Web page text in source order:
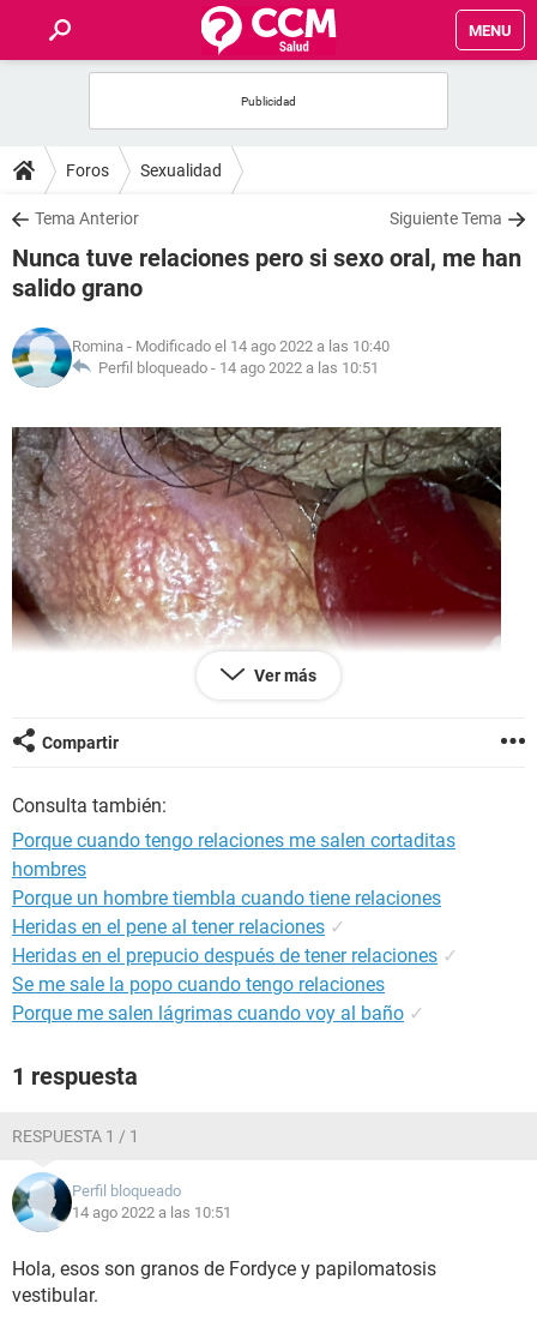
MENU
FOROS
SALUD
FAMILIA
NUTRICIÓN
SEXUALIDAD
GLOSARIO
Foros Sexualidad
Tema Anterior Siguiente Tema
Nunca tuve relaciones pero si sexo oral, me han
salido grano
Romina - Modificado el 14 ago 2022 a las 10:40
Perfil bloqueado - 14 ago 2022 a las 10:51
Hola, estoy muy preocupada:( necesito ayuda. Tengo 16 y
nunca he tenido relaciones sexuales en si, con mi pareja
intentamos pero nunca se dio más de 10 segundos, solo he
realizó sexo oral. Hace 1 año me percaté en mis labios
menores unos granos y eran muy similares a los de fordyce,
luego empezaron a aparecer aún más y se volvieron rojos.
no me causa dolor un poco de incomodidad cuando me
tengo unas manchitas blancas pequeñas (MANCHAS SIN
incomodar
Ver más
Compartir
Consulta también:
Porque cuando tengo relaciones me salen cortaditas
hombres
Porque un hombre tiembla cuando tiene relaciones
Heridas en el pene al tener relaciones ✓
Heridas en el prepucio después de tener relaciones ✓
Se me sale la popo cuando tengo relaciones
Porque me salen lágrimas cuando voy al baño ✓
1 respuesta
RESPUESTA 1 / 1
Perfil bloqueado
14 ago 2022 a las 10:51
Hola, esos son granos de Fordyce y papilomatosis
vestibular.